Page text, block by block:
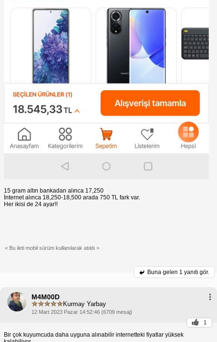
15 gram altın bankadan alınca 17,250
İnternet alınca 18,250-18,500 arada 750 TL fark var.
Her ikisi de 24 ayar!!
< Bu ileti mobil sürüm kullanılarak atıldı >
Buna gelen 1 yanıtı gör.
M4M00D
Kurmay Yarbay
12 Mart 2023 Pazar 14:52:46 (6709 mesaj)
1
Bir çok kuyumcuda daha uyguna alınabilir internetteki fiyatlar yüksek